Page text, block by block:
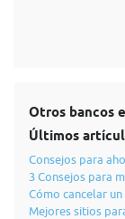
Otros bancos
Últimos
Consejos para
3 Consejos para
Cómo cancelar
Mejores sitios